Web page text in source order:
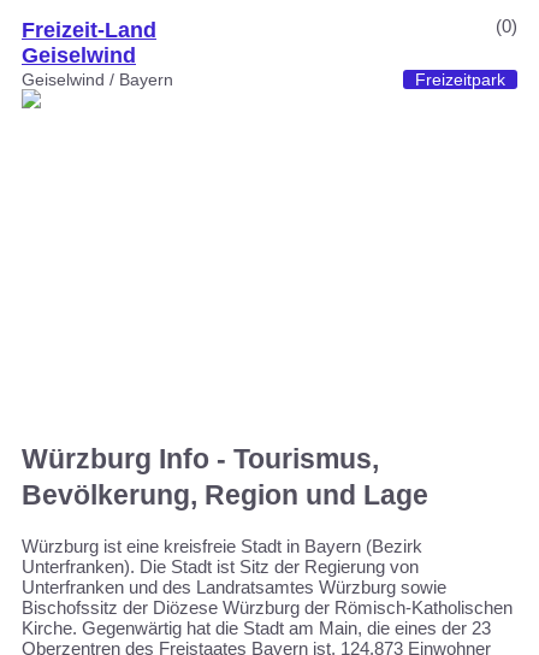
Freizeit-Land
Geiselwind
(0)
Geiselwind / Bayern Freizeitpark
Würzburg Info - Tourismus,
Bevölkerung, Region und Lage
Würzburg ist eine kreisfreie Stadt in Bayern (Bezirk
Unterfranken). Die Stadt ist Sitz der Regierung von
Unterfranken und des Landratsamtes Würzburg sowie
Bischofssitz der Diözese Würzburg der Römisch-Katholischen
Kirche. Gegenwärtig hat die Stadt am Main, die eines der 23
Oberzentren des Freistaates Bayern ist, 124.873 Einwohner